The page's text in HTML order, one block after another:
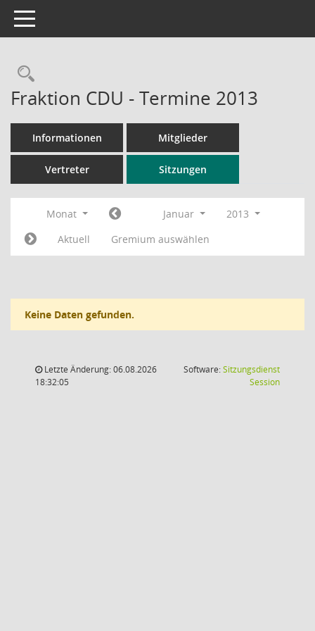
Toggle navigation
Rechercheauswahl
Fraktion CDU - Termine 2013
Informationen Mitglieder
Vertreter Sitzungen
Monat Januar
2013
Aktuell
Gremium auswählen
Keine Daten gefunden.
Letzte Änderung: 06.08.2026
18:32:05
Software:Sitzungsdienst
Session(Wird in